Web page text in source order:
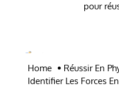
pour
Home
Réussir En
Identifier Les Forces